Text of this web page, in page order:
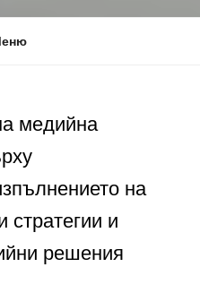
медийна
на
и
решения